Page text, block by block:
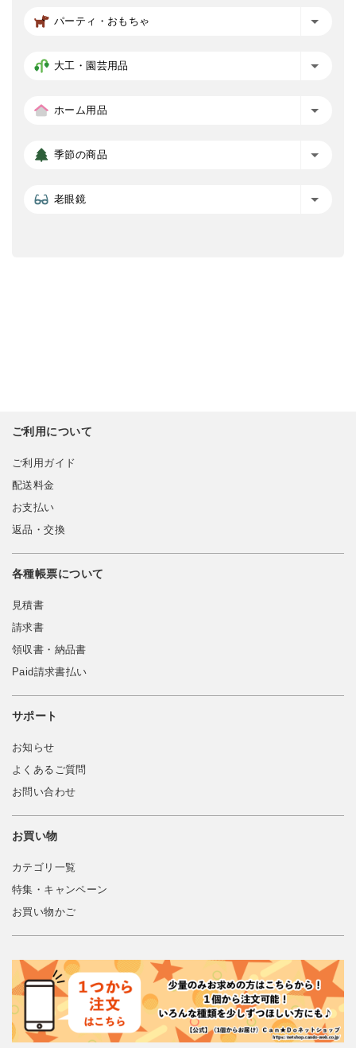
パーティ・おもちゃ
大工・園芸用品
ホーム用品
季節の商品
老眼鏡
ご利用について
ご利用ガイド
配送料金
お支払い
返品・交換
各種帳票について
見積書
請求書
領収書・納品書
Paid請求書払い
サポート
お知らせ
よくあるご質問
お問い合わせ
お買い物
カテゴリ一覧
特集・キャンペーン
お買い物かご